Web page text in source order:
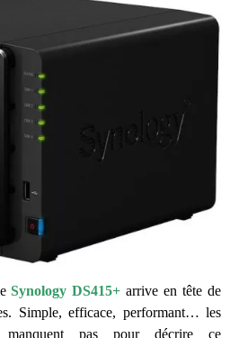
Synology DS415+ arrive en tête de
Simple, efficace, performant… les
manquent pas pour décrire ce